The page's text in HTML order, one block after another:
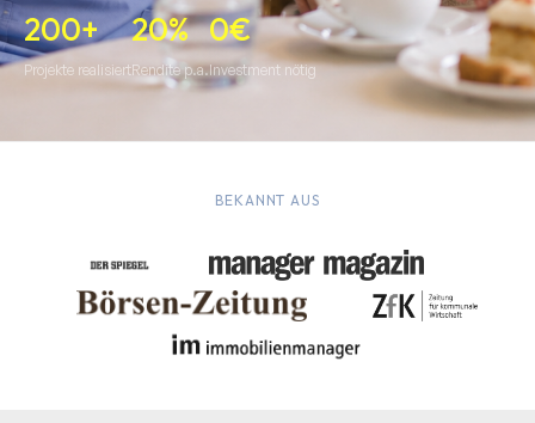
200+
Projekte realisiert
20%
Rendite p.a.
0€
Investment nötig
BEKANNT AUS